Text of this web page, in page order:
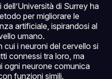
di Surrey ha
per migliorare le
artificiale, ispirandosi al
umano.
cui i neuroni del cervello si
connessi tra loro, ma
ogni neurone comunica
funzioni simili.